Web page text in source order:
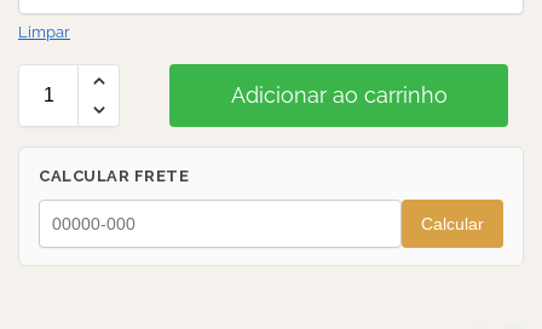
Limpar
Adicionar ao carrinho
CALCULAR FRETE
Calcular